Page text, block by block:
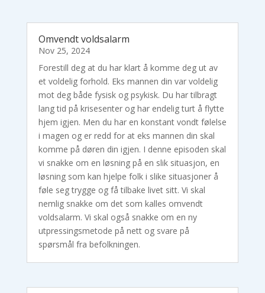
Omvendt voldsalarm
Nov 25, 2024
Forestill deg at du har klart å komme deg ut av
et voldelig forhold. Eks mannen din var voldelig
mot deg både fysisk og psykisk. Du har tilbragt
lang tid på krisesenter og har endelig turt å flytte
hjem igjen. Men du har en konstant vondt følelse
i magen og er redd for at eks mannen din skal
komme på døren din igjen. I denne episoden skal
vi snakke om en løsning på en slik situasjon, en
løsning som kan hjelpe folk i slike situasjoner å
føle seg trygge og få tilbake livet sitt. Vi skal
nemlig snakke om det som kalles omvendt
voldsalarm. Vi skal også snakke om en ny
utpressingsmetode på nett og svare på
spørsmål fra befolkningen.